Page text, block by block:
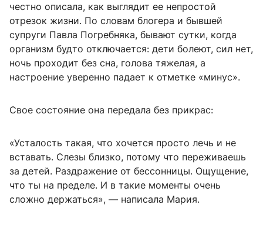
честно описала, как выглядит ее непростой
отрезок жизни. По словам блогера и бывшей
супруги Павла Погребняка, бывают сутки, когда
организм будто отключается: дети болеют, сил нет,
ночь проходит без сна, голова тяжелая, а
настроение уверенно падает к отметке «минус».
Свое состояние она передала без прикрас:
«Усталость такая, что хочется просто лечь и не
вставать. Слезы близко, потому что переживаешь
за детей. Раздражение от бессонницы. Ощущение,
что ты на пределе. И в такие моменты очень
сложно держаться», — написала Мария.